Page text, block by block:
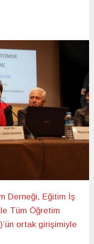
Derneği, Eğitim İş
Tüm Öğretim
ortak girişimiyle